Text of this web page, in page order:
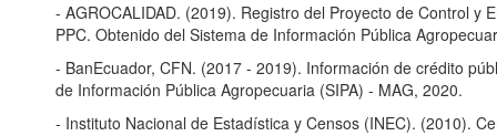
- AGROCALIDAD. (2019). Registro del Proyecto de Control y
PPC. Obtenido del Sistema de Información Pública
- BanEcuador, CFN. (2017 - 2019). Información de crédito
de Información Pública Agropecuaria (SIPA) - MAG, 2020.
- Instituto Nacional de Estadística y Censos (INEC). (2010).